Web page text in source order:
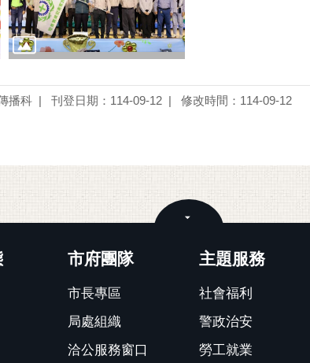
播科 刊登日期：114-09-12 修改時間：114-09-12
市府團隊
市長專區
局處組織
洽公服務窗口
主題服務
社會福利
警政治安
勞工就業